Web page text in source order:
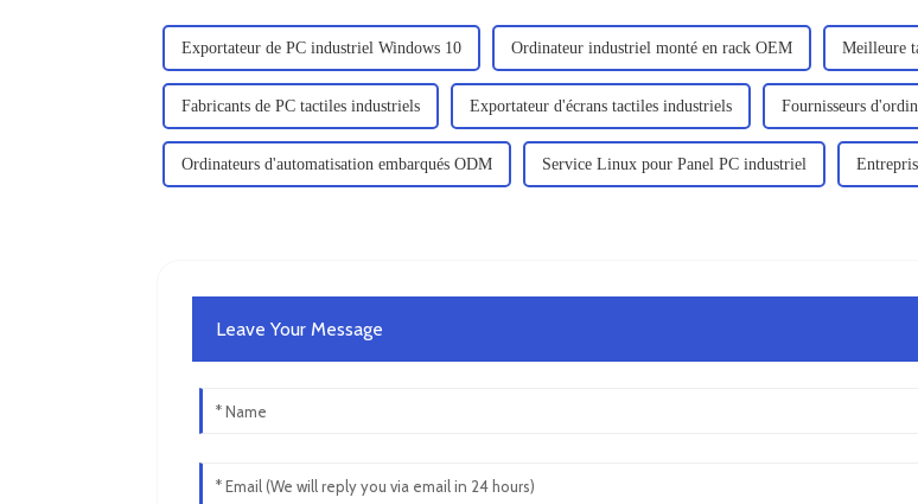
Exportateur de PC industriel Windows 10 Ordinateur industriel monté en rack OEM Meilleure
Fabricants de PC tactiles industriels Exportateur d'écrans tactiles industriels Fournisseurs
Ordinateurs d'automatisation embarqués ODM Service Linux pour Panel PC industriel
Leave Your Message